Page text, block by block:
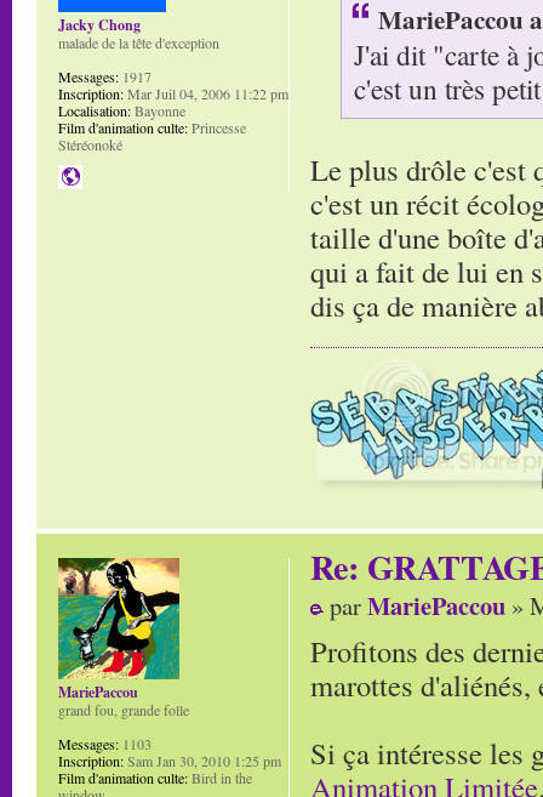
MariePaccou
J'ai dit "carte à
c'est un très
Le plus drôle c'est
c'est un récit
taille d'une boîte
qui a fait de lui en
dis ça de manière
Jacky Chong
malade de la tête d'exception
Messages: 1917
Inscription:Mar Juil 04, 2006 11:22 pm
Localisation:Bayonne
Film d'animation culte:Princesse
Stéréonoké
Re:
parMariePaccou »
Profitons des
marottes
Si ça intéresse les
Animation Limitée
MariePaccou
grand fou, grande folle
Messages: 1103
Inscription:Sam Jan 30, 2010 1:25 pm
Film d'animation culte:Bird in the